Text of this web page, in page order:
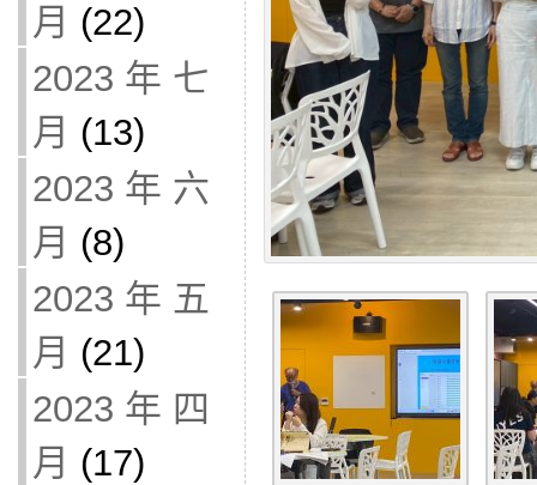
月 (22)
2023 年 七
月 (13)
2023 年 六
月 (8)
2023 年 五
月 (21)
2023 年 四
月 (17)